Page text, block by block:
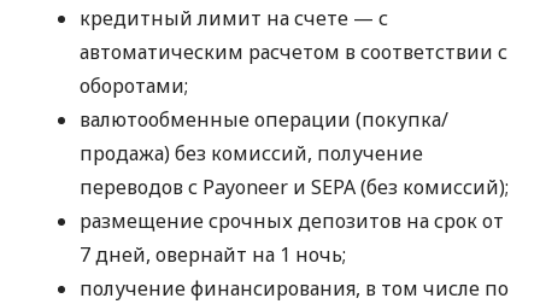
кредитный лимит на счете — с
автоматическим расчетом в соответствии с
оборотами;
валютообменные операции (покупка/
продажа) без комиссий, получение
переводов с Payoneer и SEPA (без комиссий);
размещение срочных депозитов на срок от
7 дней, овернайт на 1 ночь;
получение финансирования, в том числе по